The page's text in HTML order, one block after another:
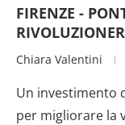
FIRENZE -
Chiara Valentini
Un investimento
per migliorare la